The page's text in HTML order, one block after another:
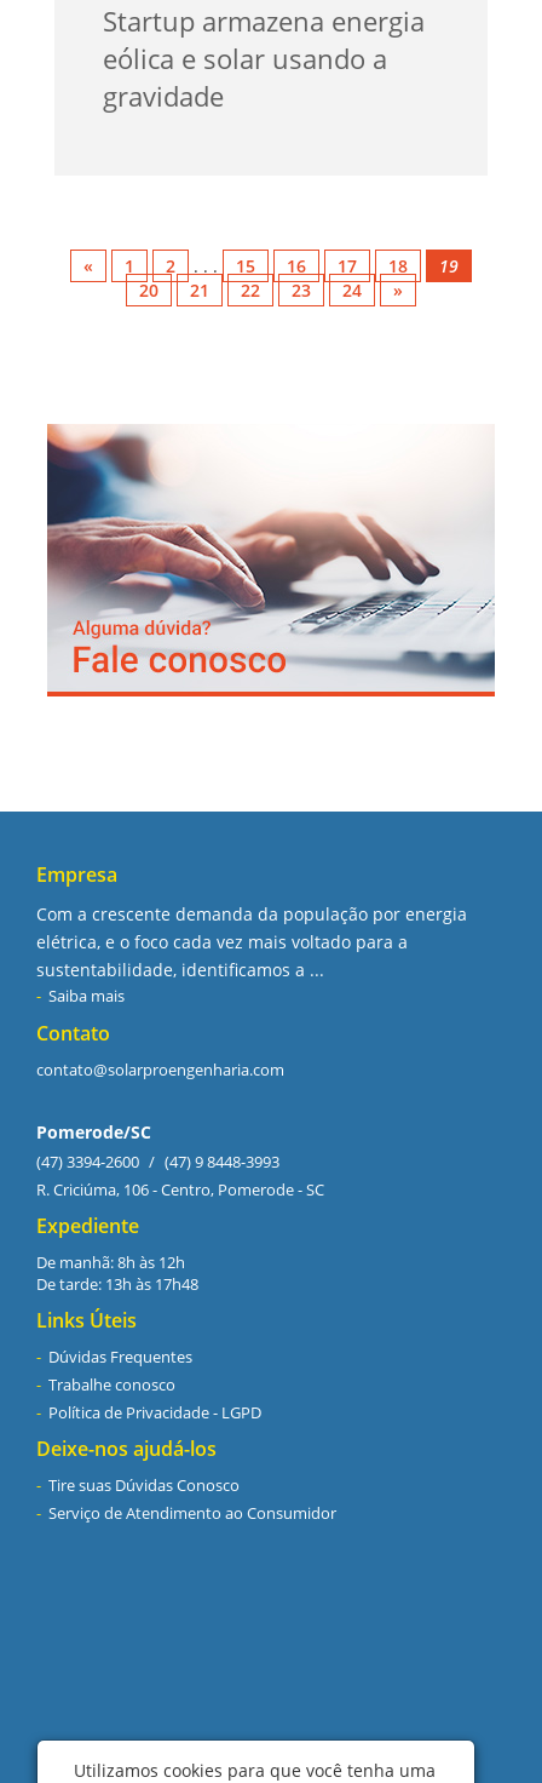
Startup armazena energia
eólica e solar usando a
gravidade
« 1 2 . . . 15 16 17 18
19
20
21 22 23 24 »
Empresa
Com a crescente demanda da população por energia
elétrica, e o foco cada vez mais voltado para a
sustentabilidade, identificamos a ...
Saiba mais
Contato
contato@solarproengenharia.com
Pomerode/SC
(47) 3394-2600 / (47) 9 8448-3993
R. Criciúma, 106 - Centro, Pomerode - SC
Expediente
De manhã: 8h às 12h
De tarde: 13h às 17h48
Links Úteis
Dúvidas Frequentes
Trabalhe conosco
Política de Privacidade - LGPD
Deixe-nos ajudá-los
Tire suas Dúvidas Conosco
Serviço de Atendimento ao Consumidor
Utilizamos cookies para que você tenha uma